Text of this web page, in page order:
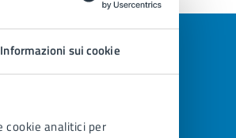
Informazioni sui cookie
cookie analitici per